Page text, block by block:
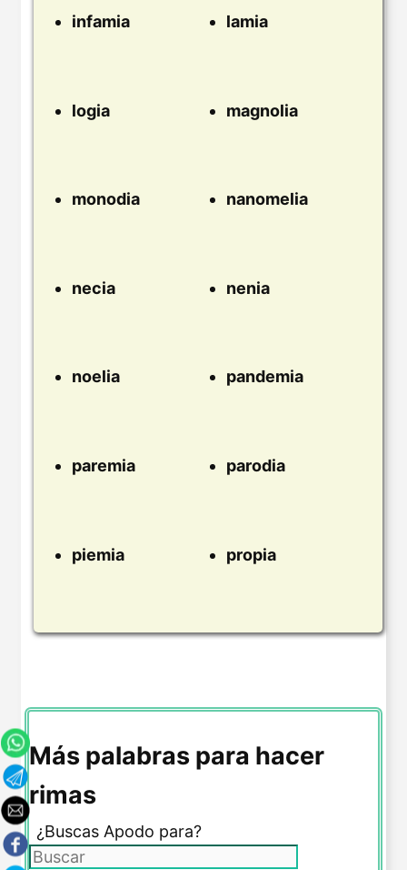
infamia lamia
logia magnolia
monodia nanomelia
necia nenia
noelia pandemia
paremia parodia
piemia propia
Más palabras para hacer
rimas
¿Buscas Apodo para?